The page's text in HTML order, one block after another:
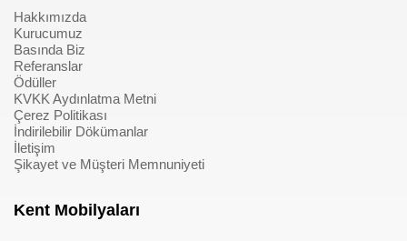
Hakkımızda
Kurucumuz
Basında Biz
Referanslar
Ödüller
KVKK Aydınlatma Metni
Çerez Politikası
İndirilebilir Dökümanlar
İletişim
Şikayet ve Müşteri Memnuniyeti
Kent Mobilyaları